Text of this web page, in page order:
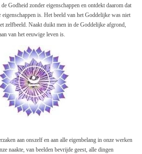
Godheid zonder eigenschappen en ontdekt daarom dat
eigenschappen is. Het beeld van het Goddelijke was niet
zelfbeeld. Naakt duikt men in de Goddelijke afgrond,
van het eeuwige leven is.
aan onszelf en aan alle eigenbelang in onze werken
naakte, van beelden bevrijde geest, alle dingen